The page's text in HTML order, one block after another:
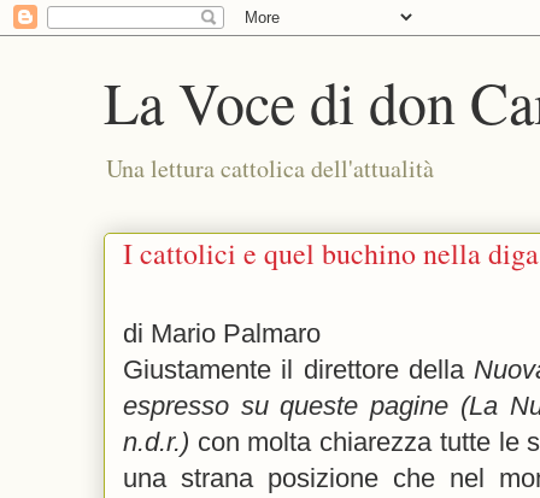
La Voce di don
Una lettura cattolica dell'attualità
I cattolici e quel buchino nella diga
di Mario Palmaro
Giustamente il direttore della
espresso su queste pagine (La
n.d.r.) con molta chiarezza tutte le
una strana posizione che nel